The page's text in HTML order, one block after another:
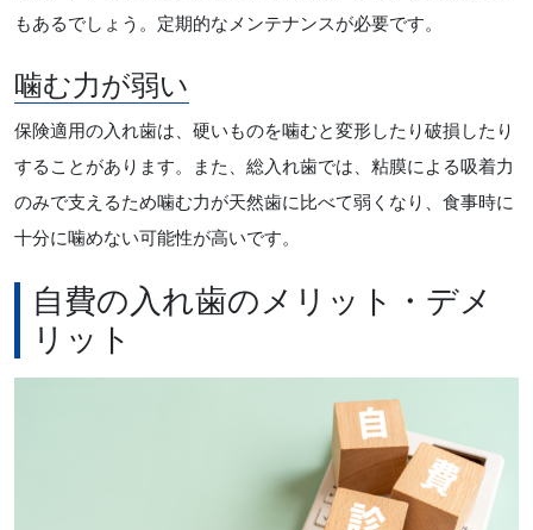
もあるでしょう。定期的なメンテナンスが必要です。
噛む力が弱い
保険適用の入れ歯は、硬いものを噛むと変形したり破損したり
することがあります。また、総入れ歯では、粘膜による吸着力
のみで支えるため噛む力が天然歯に比べて弱くなり、食事時に
十分に噛めない可能性が高いです。
自費の入れ歯のメリット・デメ
リット